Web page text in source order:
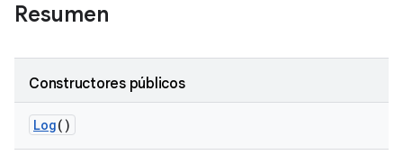
Resumen
Constructores públicos
Log()